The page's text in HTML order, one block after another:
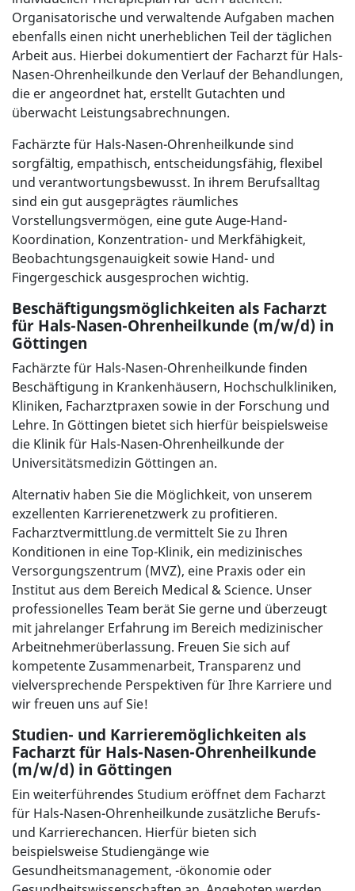
Organisatorische und verwaltende Aufgaben machen
ebenfalls einen nicht unerheblichen Teil der täglichen
Arbeit aus. Hierbei dokumentiert der Facharzt für Hals-
Nasen-Ohrenheilkunde den Verlauf der Behandlungen,
die er angeordnet hat, erstellt Gutachten und
überwacht Leistungsabrechnungen.
Fachärzte für Hals-Nasen-Ohrenheilkunde sind
sorgfältig, empathisch, entscheidungsfähig, flexibel
und verantwortungsbewusst. In ihrem Berufsalltag
sind ein gut ausgeprägtes räumliches
Vorstellungsvermögen, eine gute Auge-Hand-
Koordination, Konzentration- und Merkfähigkeit,
Beobachtungsgenauigkeit sowie Hand- und
Fingergeschick ausgesprochen wichtig.
Beschäftigungsmöglichkeiten als Facharzt
für Hals-Nasen-Ohrenheilkunde (m/w/d) in
Göttingen
Fachärzte für Hals-Nasen-Ohrenheilkunde finden
Beschäftigung in Krankenhäusern, Hochschulkliniken,
Kliniken, Facharztpraxen sowie in der Forschung und
Lehre. In Göttingen bietet sich hierfür beispielsweise
die Klinik für Hals-Nasen-Ohrenheilkunde der
Universitätsmedizin Göttingen an.
Alternativ haben Sie die Möglichkeit, von unserem
exzellenten Karrierenetzwerk zu profitieren.
Facharztvermittlung.de vermittelt Sie zu Ihren
Konditionen in eine Top-Klinik, ein medizinisches
Versorgungszentrum (MVZ), eine Praxis oder ein
Institut aus dem Bereich Medical & Science. Unser
professionelles Team berät Sie gerne und überzeugt
mit jahrelanger Erfahrung im Bereich medizinischer
Arbeitnehmerüberlassung. Freuen Sie sich auf
kompetente Zusammenarbeit, Transparenz und
vielversprechende Perspektiven für Ihre Karriere und
wir freuen uns auf Sie!
Studien- und Karrieremöglichkeiten als
Facharzt für Hals-Nasen-Ohrenheilkunde
(m/w/d) in Göttingen
Ein weiterführendes Studium eröffnet dem Facharzt
für Hals-Nasen-Ohrenheilkunde zusätzliche Berufs-
und Karrierechancen. Hierfür bieten sich
beispielsweise Studiengänge wie
Gesundheitsmanagement, -ökonomie oder